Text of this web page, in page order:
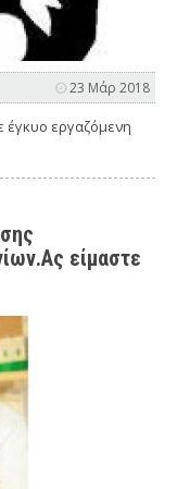
23 Μάρ 2018
έγκυο εργαζόμενη
είμαστε